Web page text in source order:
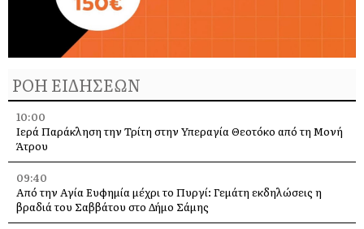
ΡΟΗ ΕΙΔΗΣΕΩΝ
10:00
Ιερά Παράκληση την Τρίτη στην Υπεραγία Θεοτόκο από τη Μονή
Άτρου
09:40
Από την Αγία Ευφημία μέχρι το Πυργί: Γεμάτη εκδηλώσεις η
βραδιά του Σαββάτου στο Δήμο Σάμης